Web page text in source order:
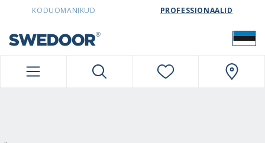
SWEDOORESTONIA NAVIGATION
KODUOMANIKUD PROFESSIONAALID